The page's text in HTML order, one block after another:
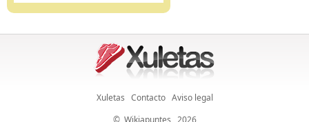
Xuletas Contacto Aviso legal
© Wikiapuntes , 2026